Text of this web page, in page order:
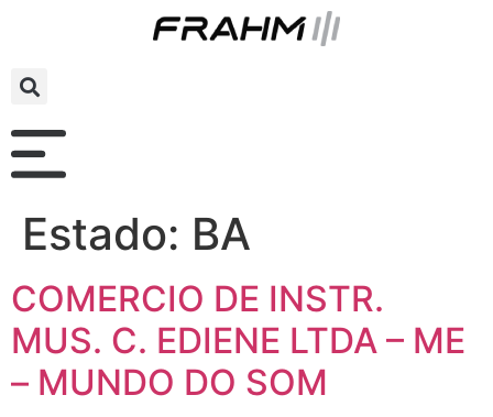
Estado: BA
COMERCIO DE INSTR.
MUS. C. EDIENE LTDA – ME
– MUNDO DO SOM